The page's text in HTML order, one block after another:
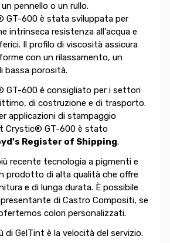
pennello o un rullo.
GT-600 è stata sviluppata per
intrinseca resistenza all'acqua e
Il profilo di viscosità assicura
con un rilassamento, un
bassa porosità.
GT-600 è consigliato per i settori
di costruzione e di trasporto.
applicazioni di stampaggio
Crystic® GT-600 è stato
Register of Shipping.
recente tecnologia a pigmenti e
prodotto di alta qualità che offre
e di lunga durata. È possibile
di Castro Compositi, se
colori personalizzati.
di GelTint è la velocità del servizio.